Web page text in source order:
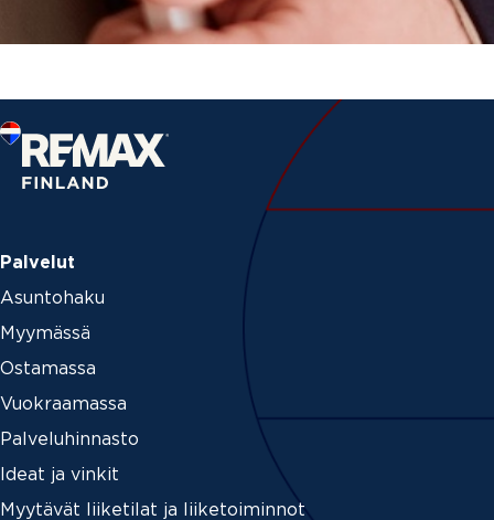
Palvelut
Asuntohaku
Myymässä
Ostamassa
Vuokraamassa
Palveluhinnasto
Ideat ja vinkit
Myytävät liiketilat ja liiketoiminnot